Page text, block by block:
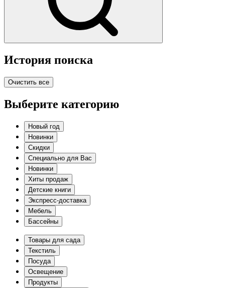
История поиска
Очистить все
Выберите категорию
Новый год
Новинки
Скидки
Специально для Вас
Новинки
Хиты продаж
Детские книги
Экспресс-доставка
Мебель
Бассейны
Товары для сада
Текстиль
Посуда
Освещение
Продукты